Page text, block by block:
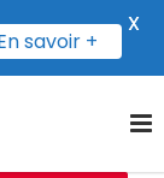
savoir +
X